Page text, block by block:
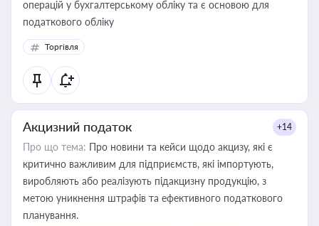
операцій у бухгалтерському обліку та є основою для
податкового обліку
Торгівля
Акцизний податок +14
Про що тема: Про новини та кейси щодо акцизу, які є
критично важливим для підприємств, які імпортують,
виробляють або реалізують підакцизну продукцію, з
метою уникнення штрафів та ефективного податкового
планування.